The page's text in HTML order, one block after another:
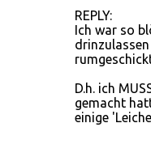
REPLY:
Ich war so
D.h. ich
gemacht
einige